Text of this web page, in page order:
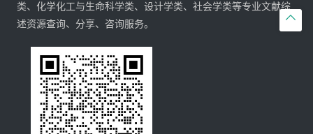

类、化学化工与生命科学类、设计学类、社会学类等专业文献综
述资源查询、分享、咨询服务。